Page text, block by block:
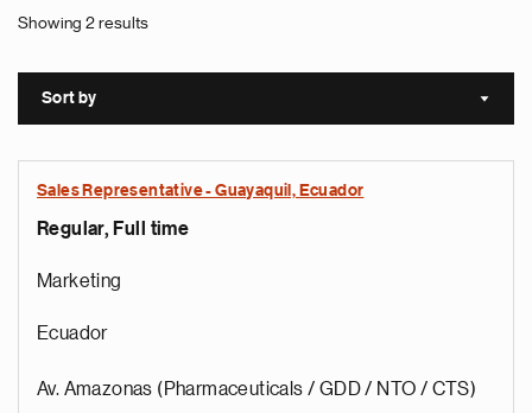
Showing 2 results
Sort by Sort
Sales Representative - Guayaquil, Ecuador
Regular, Full time
Marketing
Ecuador
Av. Amazonas (Pharmaceuticals / GDD / NTO / CTS)